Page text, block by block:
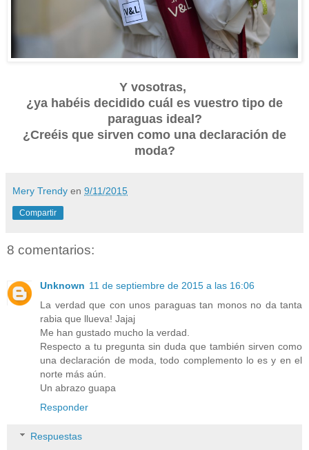
Y vosotras,
¿ya habéis decidido cuál es vuestro tipo de
paraguas ideal?
¿Creéis que sirven como una declaración de
moda?
Mery Trendy en 9/11/2015
Compartir
8 comentarios:
Unknown 11 de septiembre de 2015 a las 16:06
La verdad que con unos paraguas tan monos no da tanta
rabia que llueva! Jajaj
Me han gustado mucho la verdad.
Respecto a tu pregunta sin duda que también sirven como
una declaración de moda, todo complemento lo es y en el
norte más aún.
Un abrazo guapa
Responder
Respuestas